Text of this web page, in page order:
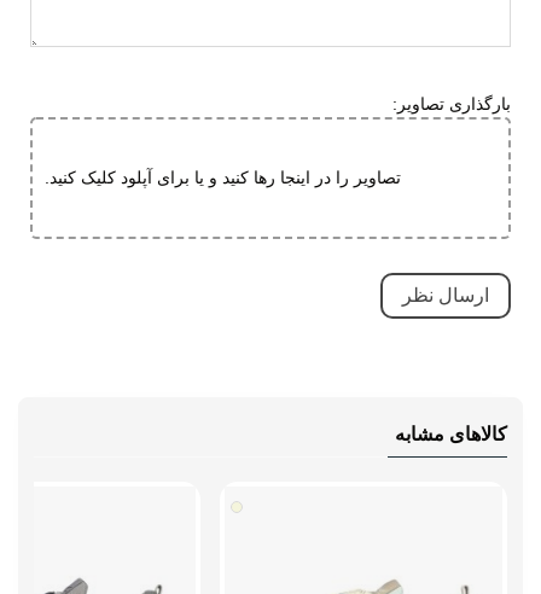
بارگذاری تصاویر:
تصاویر را در اینجا رها کنید و یا برای آپلود کلیک کنید.
کالاهای مشابه